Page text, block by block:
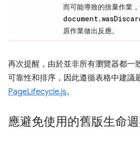
而可能導致的捨棄作業
原作業做出反應。
再次提醒，由於並非所有瀏覽器都一
可靠性和排序，因此遵循表格中建議
PageLifecycle.js。
應避免使用的舊版生命